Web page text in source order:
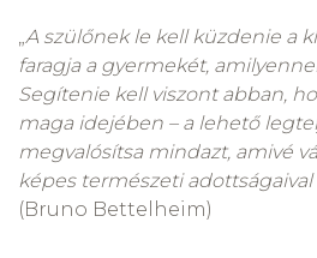
A szülőnek le kell küzdenie a
faragja a gyermekét,
Segítenie kell viszont abban,
maga idejében – a lehető
megvalósítsa mindazt, amivé
képes természeti adottságaival
(Bruno Bettelheim)